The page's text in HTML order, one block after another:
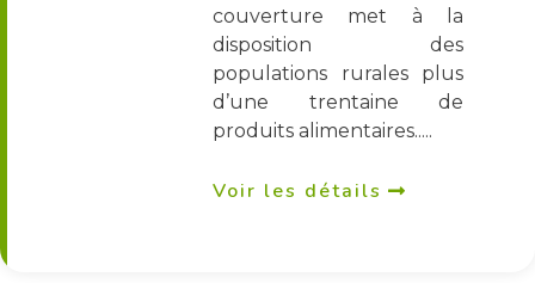
couverture met à la
disposition des
populations rurales plus
d’une trentaine de
produits alimentaires.....
Voir les détails